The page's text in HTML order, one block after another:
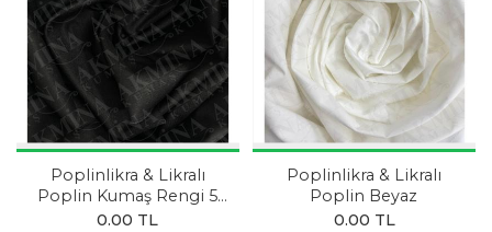
Poplinlikra & Likralı
Poplin Kumaş Rengi 5
SİYAH
0.00 TL
Poplinlikra & Likralı
Poplin Beyaz
0.00 TL